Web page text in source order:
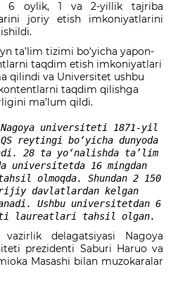
6 oylik, 1 va 2-yillik tajriba
joriy etish imkoniyatlarini
ta’lim tizimi bo‘yicha yapon-
taqdim etish imkoniyatlari
qilindi va Universitet ushbu
taqdim qilishga
ma’lum qildi.
Nagoya universiteti 1871-yil
reytingi bo‘yicha dunyoda
28 ta yo‘nalishda ta’lim
universitetda 16 mingdan
olmoqda. Shundan 2 150
davlatlardan kelgan
Ushbu universitetdan 6
laureatlari tahsil olgan.
delagatsiyasi Nagoya
prezidenti Saburi Haruo va
Masashi bilan muzokaralar